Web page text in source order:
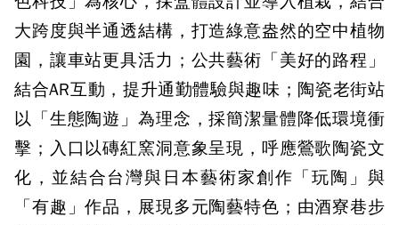
大跨度與半通透結構，打造綠意盎然的空中植物
園，讓車站更具活力；公共藝術「美好的路程」
結合AR互動，提升通勤體驗與趣味；陶瓷老街站
以「生態陶遊」為理念，採簡潔量體降低環境衝
擊；入口以磚紅窯洞意象呈現，呼應鶯歌陶瓷文
化，並結合台灣與日本藝術家創作「玩陶」與
「有趣」作品，展現多元陶藝特色；由酒寮巷步